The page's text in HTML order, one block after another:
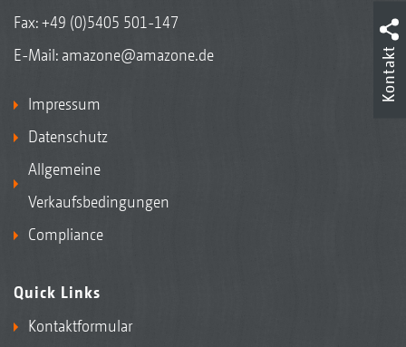
Fax: +49 (0)5405 501-147
E-Mail: amazone@amazone.de
Impressum
Datenschutz
Allgemeine
Verkaufsbedingungen
Compliance
Quick Links
Kontaktformular
Kontakt